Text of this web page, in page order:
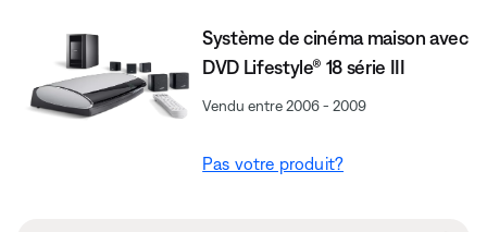
Système de cinéma maison avec
DVD Lifestyle® 18 série III
Vendu entre 2006 - 2009
Pas votre produit?